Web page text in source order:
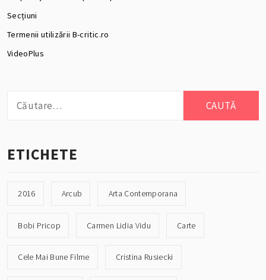
Secțiuni
Termenii utilizării B-critic.ro
VideoPlus
după:
ETICHETE
2016 Arcub Arta Contemporana
Bobi Pricop Carmen Lidia Vidu Carte
Cele Mai Bune Filme Cristina Rusiecki